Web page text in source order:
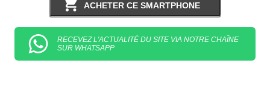
ACHETER CE SMARTPHONE
RECEVEZ L'ACTUALITÉ DU SITE VIA NOTRE CHAÎNE
SUR WHATSAPP